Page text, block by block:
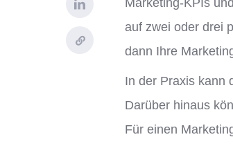
Marketing-KPIs
auf zwei oder drei
dann Ihre
In der Praxis kann
Darüber hinaus
Für einen